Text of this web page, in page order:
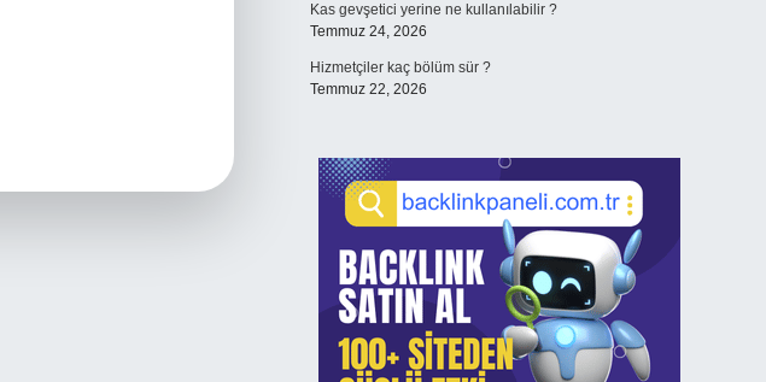
Kas gevşetici yerine ne kullanılabilir ?
Temmuz 24, 2026
Hizmetçiler kaç bölüm sür ?
Temmuz 22, 2026